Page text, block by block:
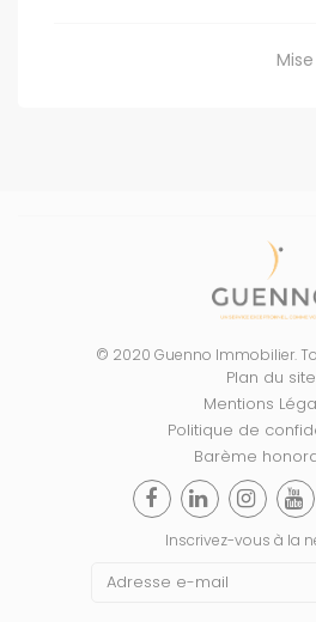
© 2020 Guenno Immobilier.
Plan du site
Mentions
Politique de
Barème
Inscrivez-vous à la